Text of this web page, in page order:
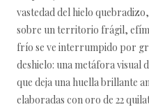
vastedad del hielo
sobre un territorio frágil,
frío se ve interrumpido por
deshielo: una metáfora visual
que deja una huella brillante
elaboradas con oro de 22